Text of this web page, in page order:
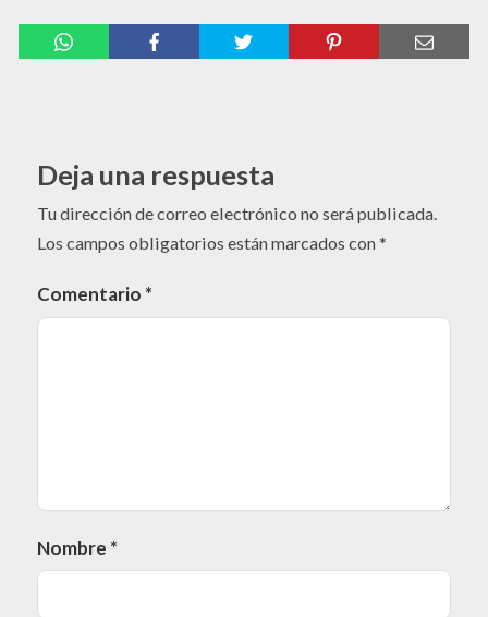
Deja una respuesta
Tu dirección de correo electrónico no será publicada.
Los campos obligatorios están marcados con*
Comentario *
Nombre *